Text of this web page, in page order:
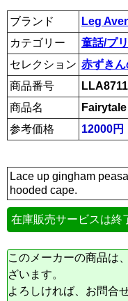
ブランド
Leg
カテゴリー
童話/プ
セレクション 赤ずき
商品番号
商品名
参考価格
12000円
Lace up gingham
hooded cape.
在庫販売サービスは終
このメーカーの商品は
ざいます。
よろしければ、お問合